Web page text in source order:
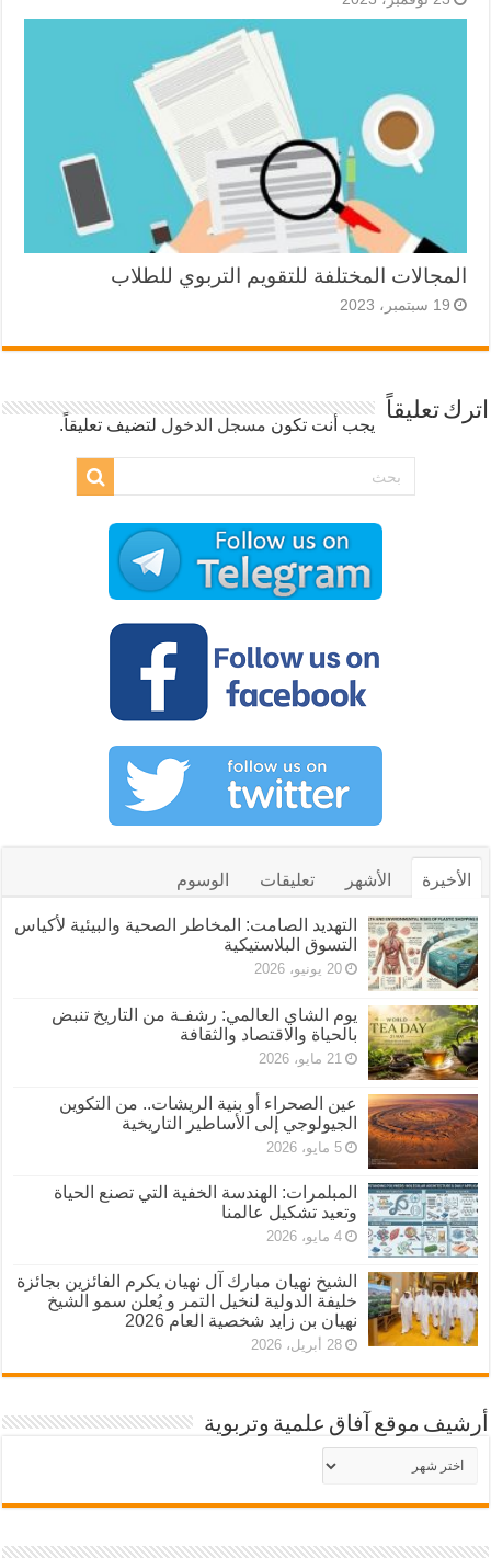
المجالات المختلفة للتقويم التربوي للطلاب
19 سبتمبر، 2023
اترك تعليقاً
يجب أنت تكون مسجل الدخول لتضيف تعليقاً.
الأخيرة الأشهر تعليقات الوسوم
التهديد الصامت: المخاطر الصحية والبيئية لأكياس
التسوق البلاستيكية
20 يونيو، 2026
يوم الشاي العالمي: رشفـة من التاريخ تنبض
بالحياة والاقتصاد والثقافة
21 مايو، 2026
عين الصحراء أو بنية الريشات.. من التكوين
الجيولوجي إلى الأساطير التاريخية
5 مايو، 2026
المبلمرات: الهندسة الخفية التي تصنع الحياة
وتعيد تشكيل عالمنا
4 مايو، 2026
الشيخ نهيان مبارك آل نهيان يكرم الفائزين بجائزة
خليفة الدولية لنخيل التمر و يُعلن سمو الشيخ
نهيان بن زايد شخصية العام 2026
28 أبريل، 2026
أرشيف موقع آفاق علمية وتربوية
أرشيف
موقع